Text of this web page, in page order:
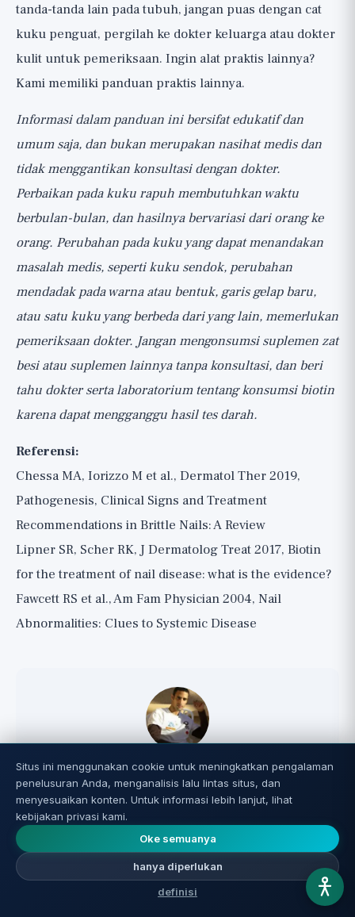
tanda-tanda lain pada tubuh, jangan puas dengan cat
kuku penguat, pergilah ke dokter keluarga atau dokter
kulit untuk pemeriksaan. Ingin alat praktis lainnya?
Kami memiliki panduan praktis lainnya.
Informasi dalam panduan ini bersifat edukatif dan
umum saja, dan bukan merupakan nasihat medis dan
tidak menggantikan konsultasi dengan dokter.
Perbaikan pada kuku rapuh membutuhkan waktu
berbulan-bulan, dan hasilnya bervariasi dari orang ke
orang. Perubahan pada kuku yang dapat menandakan
masalah medis, seperti kuku sendok, perubahan
mendadak pada warna atau bentuk, garis gelap baru,
atau satu kuku yang berbeda dari yang lain, memerlukan
pemeriksaan dokter. Jangan mengonsumsi suplemen zat
besi atau suplemen lainnya tanpa konsultasi, dan beri
tahu dokter serta laboratorium tentang konsumsi biotin
karena dapat mengganggu hasil tes darah.
Referensi:
Chessa MA, Iorizzo M et al., Dermatol Ther 2019,
Pathogenesis, Clinical Signs and Treatment
Recommendations in Brittle Nails: A Review
Lipner SR, Scher RK, J Dermatolog Treat 2017, Biotin
for the treatment of nail disease: what is the evidence?
Fawcett RS et al., Am Fam Physician 2004, Nail
Abnormalities: Clues to Systemic Disease
Nir Nagar
Nir Nagar, pendiri dan editor Reverse Aging serta
biohacker dengan lebih dari 20 tahun pengalaman
praktis dalam riset umur panjang, suplemen, dan
optimalisasi kesehatan. Ia meneliti setiap topik secara
mendalam sebelum menerbitkan, menilai kekuatan
bukti secara jujur, dan menautkan ke studi asli di
setiap artikel.
Situs ini menggunakan cookie untuk meningkatkan pengalaman
penelusuran Anda, menganalisis lalu lintas situs, dan
menyesuaikan konten. Untuk informasi lebih lanjut, lihat
kebijakan privasi kami.
Oke semuanya
hanya diperlukan
definisi